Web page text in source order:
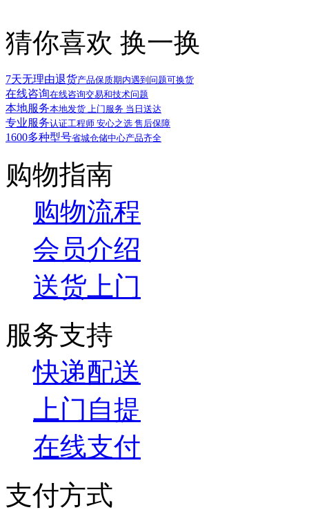
猜你喜欢 换一换
7天无理由退货产品保质期内遇到问题可换货
在线咨询在线咨询交易和技术问题
本地服务本地发货 上门服务 当日送达
专业服务认证工程师 安心之选 售后保障
1600多种型号省城仓储中心产品齐全
购物指南
购物流程
会员介绍
送货上门
服务支持
快递配送
上门自提
在线支付
支付方式